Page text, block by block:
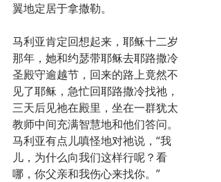
翼地定居于拿撒勒。
马利亚肯定回想起来，耶稣十二岁
那年，她和约瑟带耶稣去耶路撒冷
圣殿守逾越节，回来的路上竟然不
见了耶稣，急忙回耶路撒冷找祂，
三天后见祂在殿里，坐在一群犹太
教师中间充满智慧地和他们答问。
马利亚有点儿嗔怪地对祂说，“我
儿，为什么向我们这样行呢？看
哪，你父亲和我伤心来找你。”